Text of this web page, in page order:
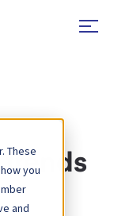
These
you
and
trends